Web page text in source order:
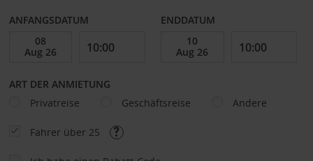
ANFANGSDATUM ENDDATUM
ART DER ANMIETUNG
Privatreise
Geschäftsreise Andere
Fahrer über 25